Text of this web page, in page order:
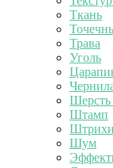
Ткань
Трава
Уголь
Шерсть
Штамп
Штрихи
Шум